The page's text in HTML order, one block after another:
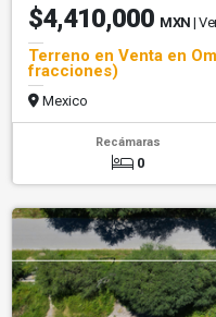
$4,410,000 MXN |
Terreno en Venta en
fracciones)
Mexico
Recámaras
0